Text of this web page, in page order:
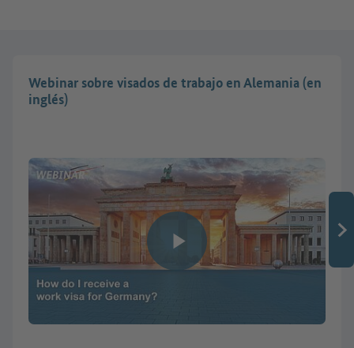
Reproducir vídeo
Webinar sobre visados de trabajo en Alemania (en
inglés)